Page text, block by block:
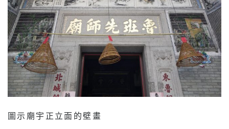
圖示廟宇正立面的壁畫